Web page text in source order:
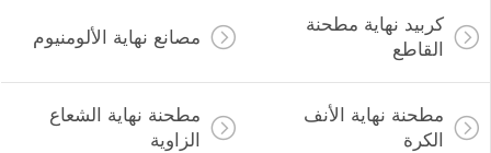
كربيد نهاية مطحنة
القاطع
مصانع نهاية الألومنيوم
مطحنة نهاية الأنف
الكرة
مطحنة نهاية الشعاع
الزاوية